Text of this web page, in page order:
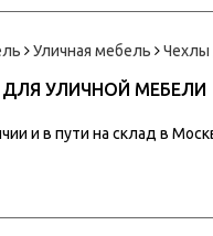
Уличная мебель Чехлы
УЛИЧНОЙ МЕБЕЛИ
и в пути на склад в